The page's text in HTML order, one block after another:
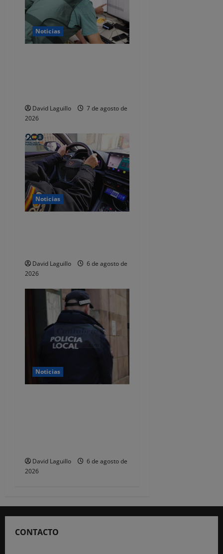
n
d
t
r
a
d
a
Noticias
David Laguillo
7 de agosto de
2026
Noticias
David Laguillo
6 de agosto de
2026
Noticias
David Laguillo
6 de agosto de
2026
CONTACTO